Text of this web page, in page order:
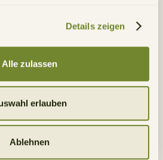
Details zeigen
Alle zulassen
erlauben
Ablehnen